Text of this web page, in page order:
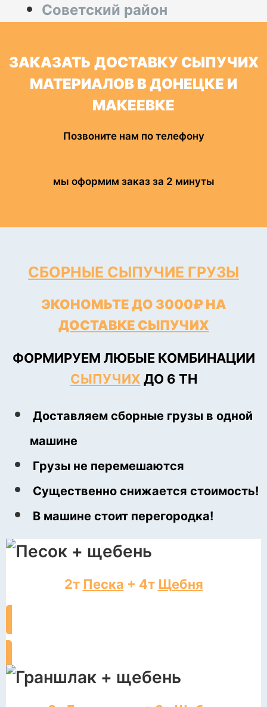
Советский район
ЗАКАЗАТЬ ДОСТАВКУ СЫПУЧИХ
МАТЕРИАЛОВ В ДОНЕЦКЕ И
МАКЕЕВКЕ
Позвоните нам по телефону
мы оформим заказ за 2 минуты
СБОРНЫЕ СЫПУЧИЕ ГРУЗЫ
ЭКОНОМЬТЕ ДО 3000₽ НА
ДОСТАВКЕ СЫПУЧИХ
ФОРМИРУЕМ ЛЮБЫЕ КОМБИНАЦИИ
СЫПУЧИХ ДО 6 ТН
Доставляем сборные грузы в одной
машине
Грузы не перемешаются
Существенно снижается стоимость!
В машине стоит перегородка!
2т Песка + 4т Щебня